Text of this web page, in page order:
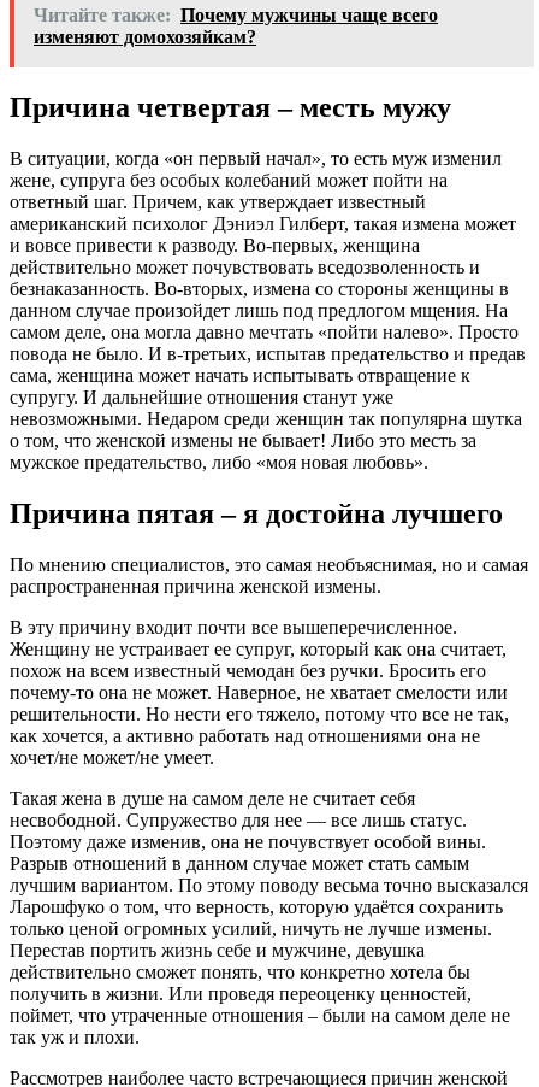
Читайте также: Почему мужчины чаще всего
изменяют домохозяйкам?
Причина четвертая – месть мужу
В ситуации, когда «он первый начал», то есть муж изменил
жене, супруга без особых колебаний может пойти на
ответный шаг. Причем, как утверждает известный
американский психолог Дэниэл Гилберт, такая измена может
и вовсе привести к разводу. Во-первых, женщина
действительно может почувствовать вседозволенность и
безнаказанность. Во-вторых, измена со стороны женщины в
данном случае произойдет лишь под предлогом мщения. На
самом деле, она могла давно мечтать «пойти налево». Просто
повода не было. И в-третьих, испытав предательство и предав
сама, женщина может начать испытывать отвращение к
супругу. И дальнейшие отношения станут уже
невозможными. Недаром среди женщин так популярна шутка
о том, что женской измены не бывает! Либо это месть за
мужское предательство, либо «моя новая любовь».
Причина пятая – я достойна лучшего
По мнению специалистов, это самая необъяснимая, но и самая
распространенная причина женской измены.
В эту причину входит почти все вышеперечисленное.
Женщину не устраивает ее супруг, который как она считает,
похож на всем известный чемодан без ручки. Бросить его
почему-то она не может. Наверное, не хватает смелости или
решительности. Но нести его тяжело, потому что все не так,
как хочется, а активно работать над отношениями она не
хочет/не может/не умеет.
Такая жена в душе на самом деле не считает себя
несвободной. Супружество для нее — все лишь статус.
Поэтому даже изменив, она не почувствует особой вины.
Разрыв отношений в данном случае может стать самым
лучшим вариантом. По этому поводу весьма точно высказался
Ларошфуко о том, что верность, которую удаётся сохранить
только ценой огромных усилий, ничуть не лучше измены.
Перестав портить жизнь себе и мужчине, девушка
действительно сможет понять, что конкретно хотела бы
получить в жизни. Или проведя переоценку ценностей,
поймет, что утраченные отношения – были на самом деле не
так уж и плохи.
Рассмотрев наиболее часто встречающиеся причин женской